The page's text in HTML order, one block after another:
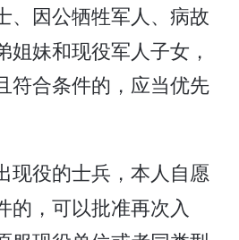
、因公牺牲军人、病故
姐妹和现役军人子女，
符合条件的，应当优先
现役的士兵，本人自愿
的，可以批准再次入